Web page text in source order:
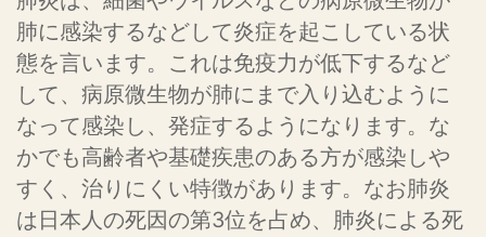
肺に感染するなどして炎症を起こしている状
態を言います。これは免疫力が低下するなど
して、病原微生物が肺にまで入り込むように
なって感染し、発症するようになります。な
かでも高齢者や基礎疾患のある方が感染しや
すく、治りにくい特徴があります。なお肺炎
は日本人の死因の第3位を占め、肺炎による死